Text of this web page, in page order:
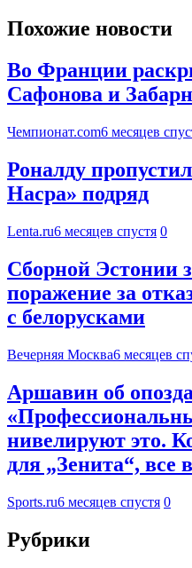
Похожие новости
Во Франции
Сафонова и
Чемпионат.com6 месяцев
Роналду
Насра» подряд
Lenta.ru6 месяцев спустя 0
Сборной Эстонии
поражение за
с белорусками
Вечерняя Москва6 месяцев
Аршавин об
нивелируют это.
для „Зенита“, все
Sports.ru6 месяцев спустя 0
Рубрики